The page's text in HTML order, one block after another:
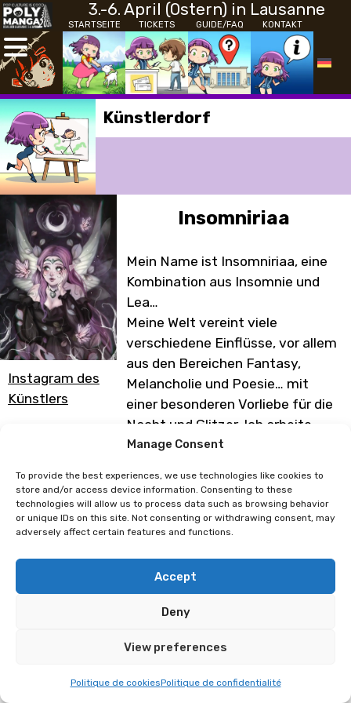
Manage Consent
To provide the best experiences, we use technologies like cookies to
store and/or access device information. Consenting to these
technologies will allow us to process data such as browsing behavior
or unique IDs on this site. Not consenting or withdrawing consent, may
adversely affect certain features and functions.
Accept
Deny
View preferences
Politique de cookiesPolitique de confidentialité
3.-6. April (Ostern) in Lausanne
STARTSEITE TICKETS GUIDE/FAQ KONTAKT
Künstlerdorf
Instagram des
Künstlers
Insomniriaa
Mein Name ist Insomniriaa, eine
Kombination aus Insomnie und
Lea…
Meine Welt vereint viele
verschiedene Einflüsse, vor allem
aus den Bereichen Fantasy,
Melancholie und Poesie… mit
einer besonderen Vorliebe für die
Nacht und Glitzer. Ich arbeite
sowohl mit traditionellen als auch
Vielen Dank, dass ihr euch meine
Arbeiten anseht.
Programm unter Vorbehalt von
Änderungen